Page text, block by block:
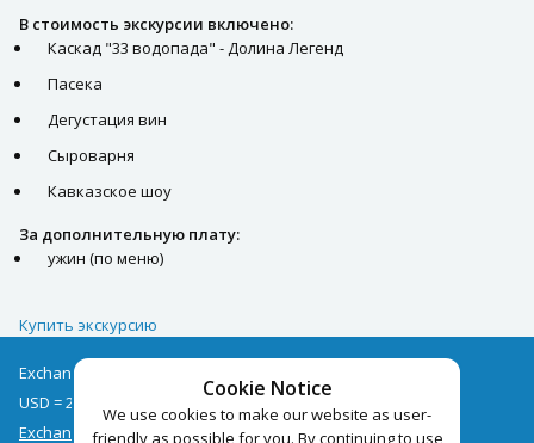
В стоимость экскурсии включено:
Каскад "33 водопада" - Долина Легенд
Пасека
Дегустация вин
Сыроварня
Кавказское шоу
За дополнительную плату:
ужин (по меню)
Купить экскурсию
Cookie Notice
We use cookies to make our website as user-
friendly as possible for you. By continuing to use
Exchange rates as of 06/08
USD = 2.68
Exchange rate archive